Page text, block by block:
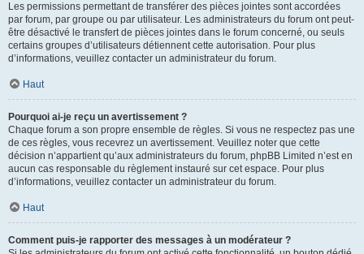
Les permissions permettant de transférer des pièces jointes sont accordées
par forum, par groupe ou par utilisateur. Les administrateurs du forum ont peut-
être désactivé le transfert de pièces jointes dans le forum concerné, ou seuls
certains groupes d’utilisateurs détiennent cette autorisation. Pour plus
d’informations, veuillez contacter un administrateur du forum.
Haut
Pourquoi ai-je reçu un avertissement ?
Chaque forum a son propre ensemble de règles. Si vous ne respectez pas une
de ces règles, vous recevrez un avertissement. Veuillez noter que cette
décision n’appartient qu’aux administrateurs du forum, phpBB Limited n’est en
aucun cas responsable du règlement instauré sur cet espace. Pour plus
d’informations, veuillez contacter un administrateur du forum.
Haut
Comment puis-je rapporter des messages à un modérateur ?